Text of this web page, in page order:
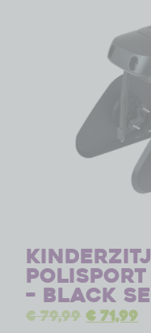
Polisport
– BLACK
€79,99 €71,99